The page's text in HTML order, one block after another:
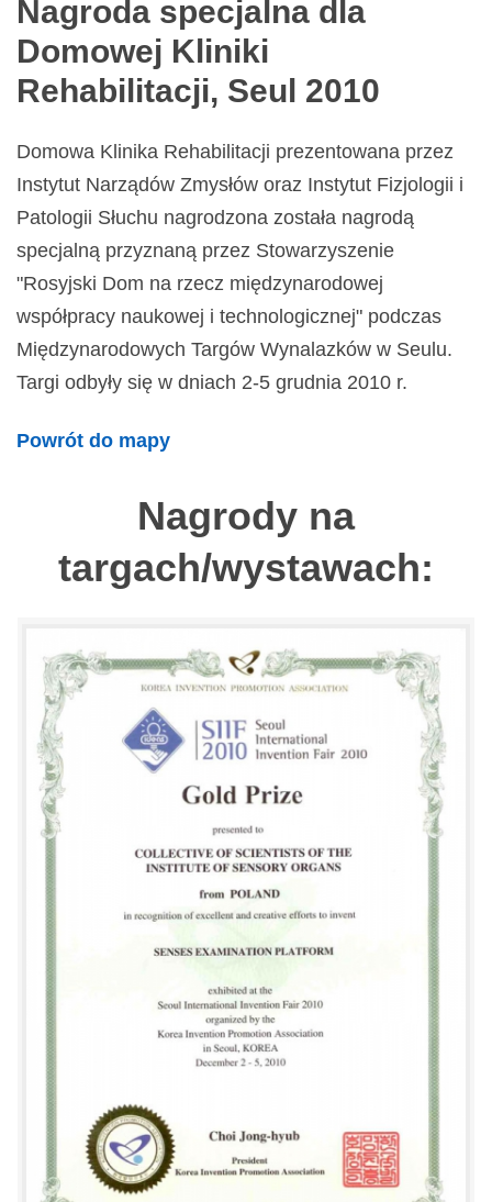
Nagroda specjalna dla
Domowej Kliniki
Rehabilitacji, Seul 2010
Domowa Klinika Rehabilitacji prezentowana przez
Instytut Narządów Zmysłów oraz Instytut Fizjologii i
Patologii Słuchu nagrodzona została nagrodą
specjalną przyznaną przez Stowarzyszenie
"Rosyjski Dom na rzecz międzynarodowej
współpracy naukowej i technologicznej" podczas
Międzynarodowych Targów Wynalazków w Seulu.
Targi odbyły się w dniach 2-5 grudnia 2010 r.
Powrót do mapy
Nagrody na
targach/wystawach: